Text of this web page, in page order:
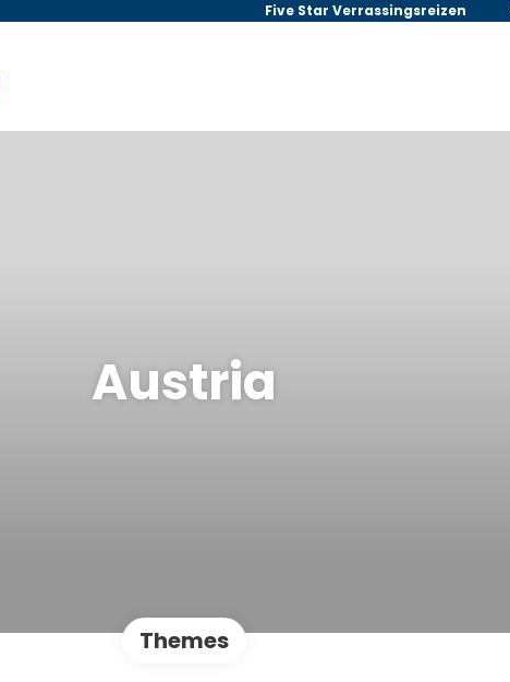
Five Star Verrassingsreizen
Austria
Themes